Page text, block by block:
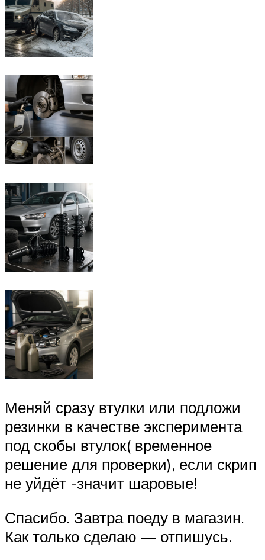
Меняй сразу втулки или подложи
резинки в качестве эксперимента
под скобы втулок( временное
решение для проверки), если скрип
не уйдёт -значит шаровые!
Спасибо. Завтра поеду в магазин.
Как только сделаю — отпишусь.